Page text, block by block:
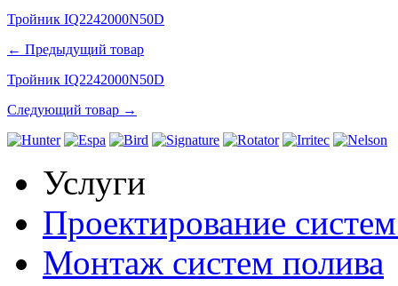
Тройник IQ2242000N50D
← Предыдущий товар
Тройник IQ2242000N50D
Следующий товар →
Услуги
Проектирование
Монтаж систем полива